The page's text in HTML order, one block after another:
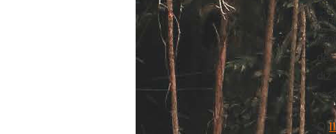
A
O